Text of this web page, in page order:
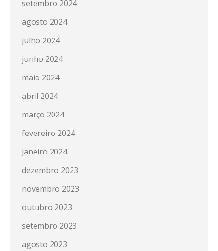
setembro 2024
agosto 2024
julho 2024
junho 2024
maio 2024
abril 2024
março 2024
fevereiro 2024
janeiro 2024
dezembro 2023
novembro 2023
outubro 2023
setembro 2023
agosto 2023